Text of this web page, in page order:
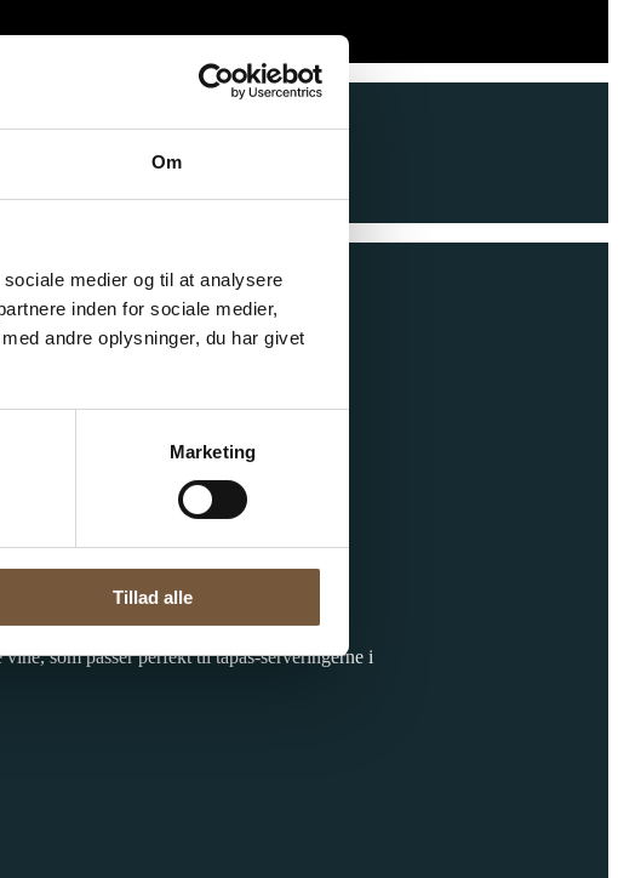
Om
medier og til at analysere
inden for sociale medier,
andre oplysninger, du har givet
Marketing
Tillad alle
som passer perfekt til tapas-serveringerne i